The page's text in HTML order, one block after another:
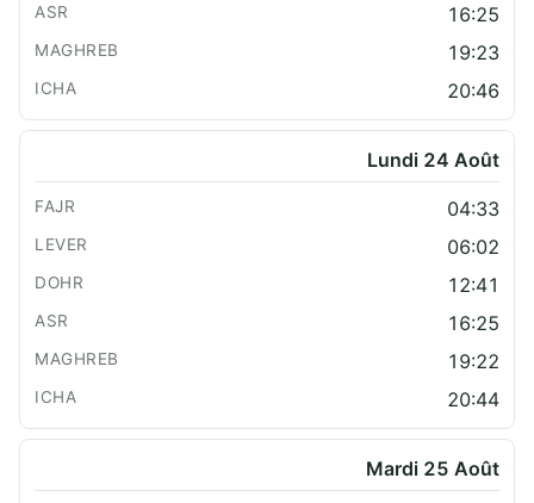
16:25
19:23
20:46
Lundi 24 Août
04:33
06:02
12:41
16:25
19:22
20:44
Mardi 25 Août